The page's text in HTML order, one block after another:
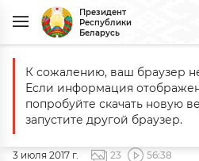
Президент
Республики
Беларусь
Главная События Парад в честь
Парад в честь Дня
Республики
3 июля 2017 г. 23 56:38
К сожалению, ваш браузер
Если информация
попробуйте скачать новую
запустите другой браузер.